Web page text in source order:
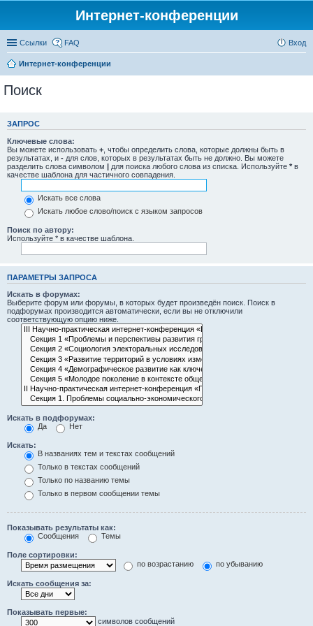
Интернет-конференции
Ссылки FAQ Вход
Интернет-конференции
Поиск
ЗАПРОС
Ключевые слова:
Вы можете использовать + , чтобы определить слова, которые должны быть в
результатах, и - для слов, которых в результатах быть не должно. Вы можете
разделить слова символом | для поиска любого слова из списка. Используйте * в
качестве шаблона для частичного совпадения.
Искать все слова
Искать любое слово/поиск с языком запросов
Поиск по автору:
Используйте * в качестве шаблона.
ПАРАМЕТРЫ ЗАПРОСА
Искать в форумах:
Выберите форум или форумы, в которых будет произведён поиск. Поиск в
подфорумах производится автоматически, если вы не отключили
соответствующую опцию ниже.
Искать в подфорумах:
Да
Нет
Искать:
В названиях тем и текстах сообщений
Только в текстах сообщений
Только по названию темы
Только в первом сообщении темы
Показывать результаты как:
Сообщения
Темы
Поле сортировки:
по возрастанию
по убыванию
Искать сообщения за:
Показывать первые:
символов сообщений